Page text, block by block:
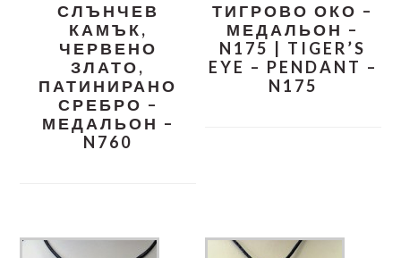
СЛЪНЧЕВ
КАМЪК,
ЧЕРВЕНО
ЗЛАТО,
ПАТИНИРАНО
СРЕБРО –
МЕДАЛЬОН –
N760
ТИГРОВО ОКО –
МЕДАЛЬОН –
N175 | TIGER’S
EYE – PENDANT –
N175